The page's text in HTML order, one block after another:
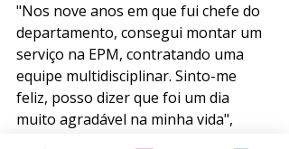
"Nos nove anos em que fui chefe do
departamento, consegui montar um
serviço na EPM, contratando uma
equipe multidisciplinar. Sinto-me
feliz, posso dizer que foi um dia
muito agradável na minha vida",